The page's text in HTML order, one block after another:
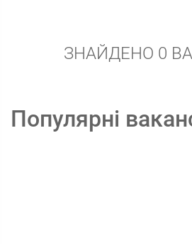
ЗНАЙДЕНО 0
Популярні